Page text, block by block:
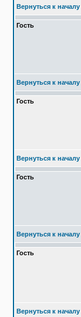
Вернуться к началу
Гость
Вернуться к началу
Гость
Вернуться к началу
Гость
Вернуться к началу
Гость
Вернуться к началу